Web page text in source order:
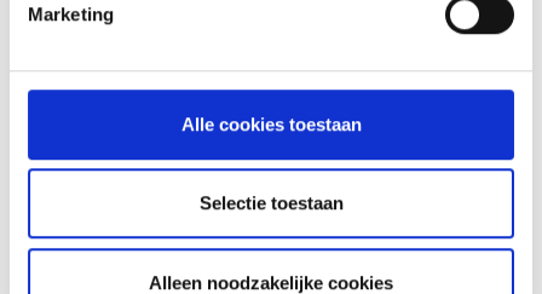
Marketing
Alle cookies toestaan
Selectie toestaan
Alleen noodzakelijke cookies